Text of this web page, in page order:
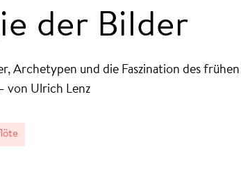
der Bilder
Archetypen und die Faszination des
von Ulrich Lenz